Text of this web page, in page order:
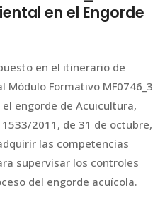
en el Engorde
en el itinerario de
Formativo MF0746_3
engorde de Acuicultura,
2011, de 31 de octubre,
las competencias
supervisar los controles
del engorde acuícola.